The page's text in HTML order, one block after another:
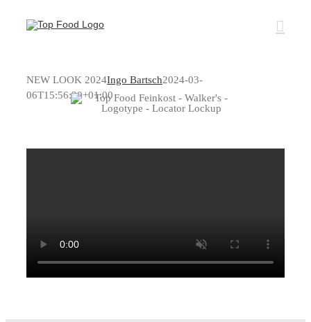
Inhalt
NEW LOOK 2024Ingo Bartsch2024-03-
06T15:56:30+01:00